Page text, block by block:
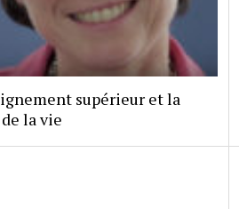
supérieur et la
la vie